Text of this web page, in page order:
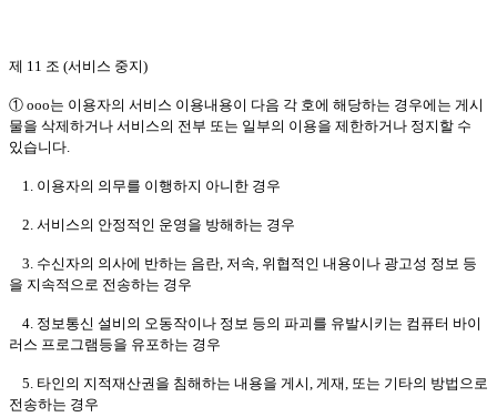
제 11 조 (서비스 중지)
① ooo는 이용자의 서비스 이용내용이 다음 각 호에 해당하는 경우에는 게시
물을 삭제하거나 서비스의 전부 또는 일부의 이용을 제한하거나 정지할 수
있습니다.
1. 이용자의 의무를 이행하지 아니한 경우
2. 서비스의 안정적인 운영을 방해하는 경우
3. 수신자의 의사에 반하는 음란, 저속, 위협적인 내용이나 광고성 정보 등
을 지속적으로 전송하는 경우
4. 정보통신 설비의 오동작이나 정보 등의 파괴를 유발시키는 컴퓨터 바이
러스 프로그램등을 유포하는 경우
5. 타인의 지적재산권을 침해하는 내용을 게시, 게재, 또는 기타의 방법으로
전송하는 경우